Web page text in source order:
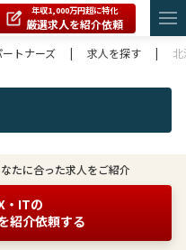
年収1,000万円超に特化
厳選求人を紹介依頼
トナーズ
| 求人を探す |
たに合った求人をご紹介
・ITの
紹介依頼する